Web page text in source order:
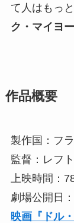
て人はもっ
ク・マイヨ
作品概要
製作国：フ
監督：レフ
上映時間：
劇場公開日
映画『ドル